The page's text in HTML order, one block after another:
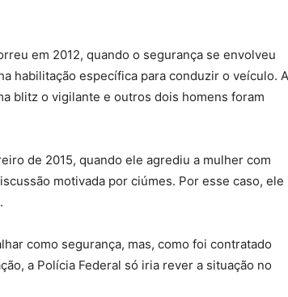
em 2012, quando o segurança se envolveu
habilitação específica para conduzir o veículo. A
blitz o vigilante e outros dois homens foram
de 2015, quando ele agrediu a mulher com
motivada por ciúmes. Por esse caso, ele
como segurança, mas, como foi contratado
a Polícia Federal só iria rever a situação no